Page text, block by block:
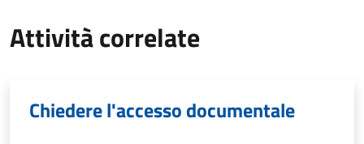
Attività correlate
Chiedere l'accesso documentale